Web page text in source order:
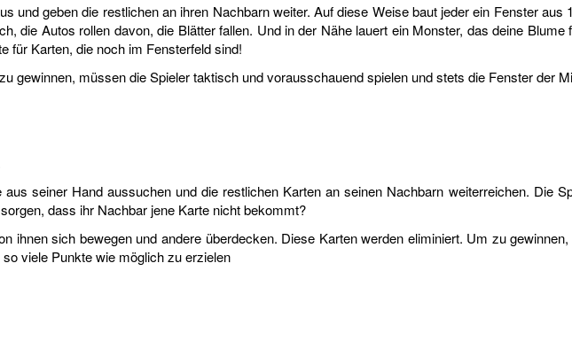
und geben die restlichen an ihren Nachbarn weiter. Auf diese Weise baut jeder ein Fenster aus
die Autos rollen davon, die Blätter fallen. Und in der Nähe lauert ein Monster, das deine
für Karten, die noch im Fensterfeld sind!
gewinnen, müssen die Spieler taktisch und vorausschauend spielen und stets die Fenster der
seiner Hand aussuchen und die restlichen Karten an seinen Nachbarn weiterreichen. Die
dass ihr Nachbar jene Karte nicht bekommt?
ihnen sich bewegen und andere überdecken. Diese Karten werden eliminiert. Um zu
viele Punkte wie möglich zu erzielen